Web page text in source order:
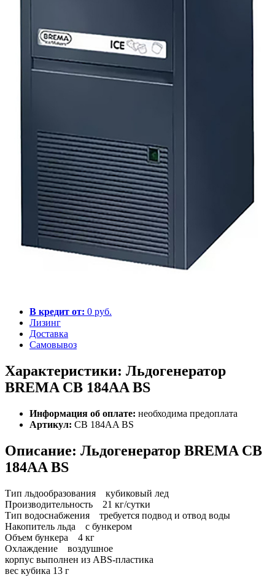
В кредит от: 0 руб.
Лизинг
Доставка
Самовывоз
Характеристики: Льдогенератор
BREMA CB 184AA BS
Информация об оплате: необходима предоплата
Артикул: CB 184AA BS
Описание: Льдогенератор BREMA CB
184AA BS
Тип льдообразования кубиковый лед
Производительность 21 кг/сутки
Тип водоснабжения требуется подвод и отвод воды
Накопитель льда с бункером
Объем бункера 4 кг
Охлаждение воздушное
корпус выполнен из ABS-пластика
вес кубика 13 г